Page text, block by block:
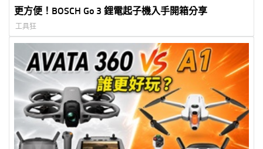
更方便！BOSCH Go 3 鋰電起子機入手開箱分享
工具狂